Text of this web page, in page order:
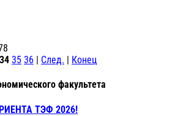
34 35 36 | След. | Конец
факультета
ТЭФ 2026!